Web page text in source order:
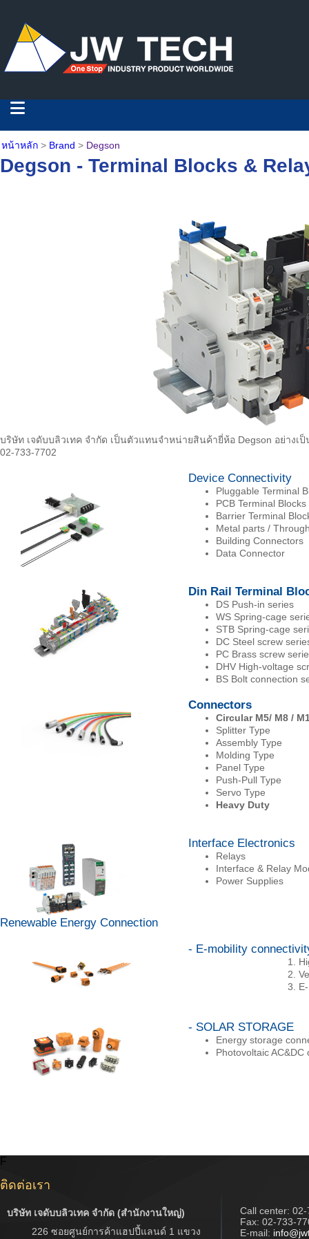
หน้าหลัก > Brand > Degson
Degson - Terminal Blocks &
บริษัท เจดับบลิวเทค จำกัด เป็นตัวแทนจำหน่ายสินค้ายี่ห้อ Degson อย่า
02-733-7702
Device Connectivity
Pluggable Terminal
PCB Terminal Blocks
Barrier Terminal
Metal parts /
Building Connectors
Data Connector
Din Rail Terminal
DS Push-in series
WS Spring-cage
STB Spring-cage
DC Steel screw
PC Brass screw
DHV High-voltage
BS Bolt connection
Connectors
Circular M5/ M8 /
Splitter Type
Assembly Type
Molding Type
Panel Type
Push-Pull Type
Servo Type
Heavy Duty
Interface Electronics
Relays
Interface & Relay
Power Supplies
Renewable Energy Connection
- E-mobility
- SOLAR STORAGE
Energy storage
Photovoltaic
F
ติดต่อเรา
บริษัท เจดับบลิวเทค จำกัด (สำนักงานใหญ่)
226 ซอยศูนย์การค้าแฮปปี้แลนด์ 1 แขวง
Call center: 02-
Fax: 02-733-
E-mail: